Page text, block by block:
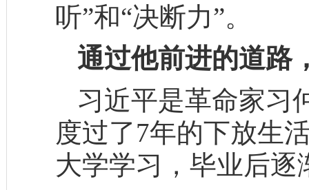
听”和“决断力”。
通过他前进的道路
习近平是革命家习
度过了7年的下放生
大学学习，毕业后